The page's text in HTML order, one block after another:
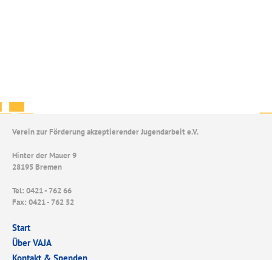
Verein zur Förderung akzeptierender Jugendarbeit e.V.
Hinter der Mauer 9
28195 Bremen
Tel: 0421 - 762 66
Fax: 0421 - 762 52
Start
Über VAJA